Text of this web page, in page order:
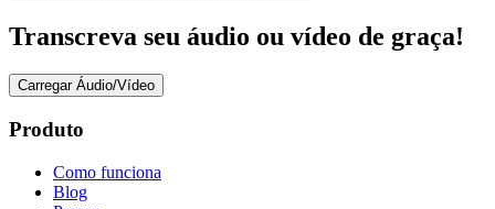
Transcreva seu áudio ou vídeo de graça!
Carregar Áudio/Vídeo
Produto
Como funciona
Blog